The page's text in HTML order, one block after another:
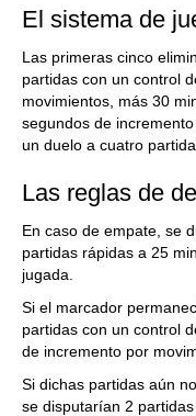
El sistema de
Las primeras cinco
partidas con un control
movimientos, más 30
segundos de
un duelo a cuatro
Las reglas de
En caso de empate, se
partidas rápidas a 25
jugada.
Si el marcador
partidas con un control
de incremento por
Si dichas partidas aún
se disputarían 2